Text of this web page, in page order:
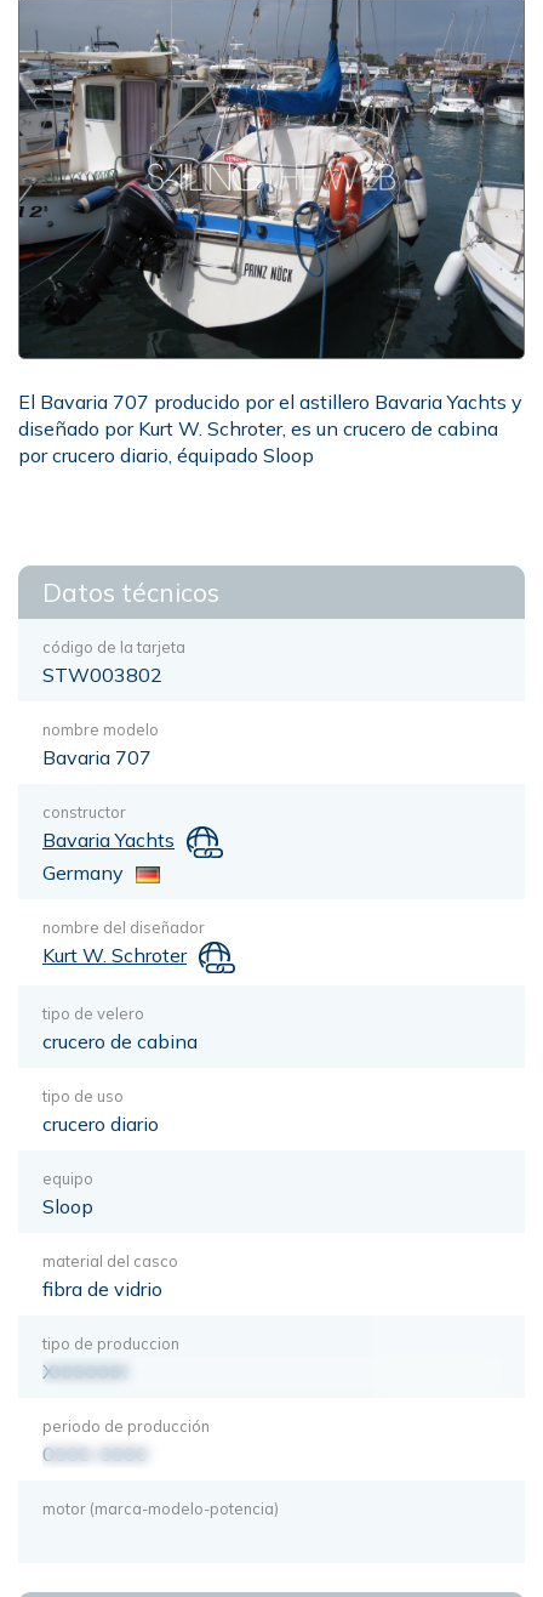
El Bavaria 707 producido por el astillero Bavaria Yachts y
diseñado por Kurt W. Schroter, es un crucero de cabina
por crucero diario, équipado Sloop
Datos técnicos
código de la tarjeta
STW003802
nombre modelo
Bavaria 707
constructor
Bavaria Yachts
Germany
nombre del diseñador
Kurt W. Schroter
tipo de velero
crucero de cabina
tipo de uso
crucero diario
equipo
Sloop
material del casco
fibra de vidrio
tipo de produccion
XXXXXXX
periodo de producción
0000-0000
motor (marca-modelo-potencia)